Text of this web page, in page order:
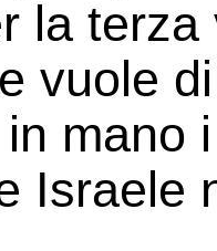
la
vuole
mano
Israele